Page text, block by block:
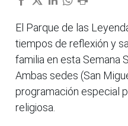
El Parque de las
tiempos de reflexión y
familia en esta Semana
Ambas sedes (San
programación especial
religiosa.